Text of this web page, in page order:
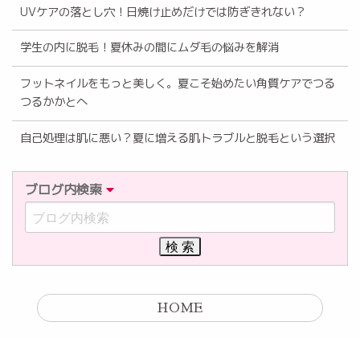
UVケアの落とし穴！日焼け止めだけでは防ぎきれない？
学生の内に脱毛！夏休みの間にムダ毛の悩みを解消
フットネイルをもっと美しく。夏こそ始めたい角質ケアでつる
つるかかとへ
自己処理は肌に悪い？夏に増える肌トラブルと脱毛という選択
ブログ内検索
HOME